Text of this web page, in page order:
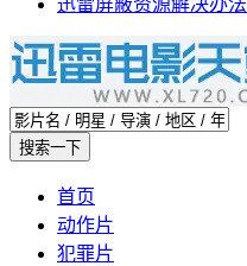
迅雷屏蔽资源解决办法
首页
动作片
犯罪片